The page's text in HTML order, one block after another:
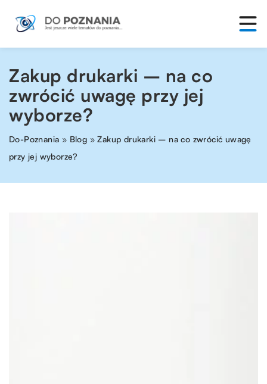
Zakup drukarki – na co
zwrócić uwagę przy jej
wyborze?
Do-Poznania » Blog »Zakup drukarki – na co zwrócić uwagę
przy jej wyborze?